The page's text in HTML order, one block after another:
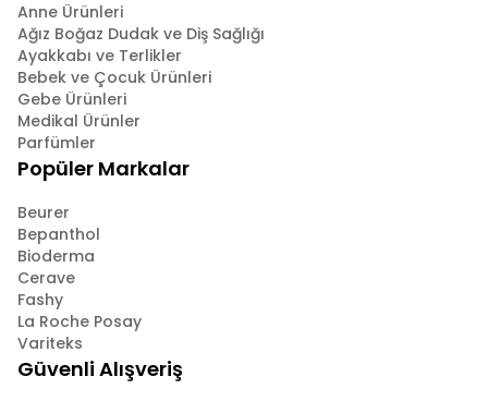
Anne Ürünleri
Ağız Boğaz Dudak ve Diş Sağlığı
Ayakkabı ve Terlikler
Bebek ve Çocuk Ürünleri
Gebe Ürünleri
Medikal Ürünler
Parfümler
Popüler Markalar
Beurer
Bepanthol
Bioderma
Cerave
Fashy
La Roche Posay
Variteks
Güvenli Alışveriş